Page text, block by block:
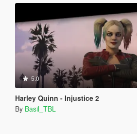
5.0
Harley Quinn - Injustice 2
By Basil_TBL